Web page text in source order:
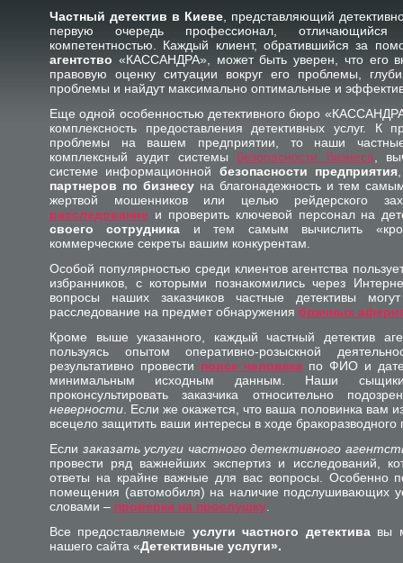
Частный детектив в Киеве, представляющий
первую очередь профессионал,
компетентностью. Каждый клиент, обратившийся за
агентство «КАССАНДРА», может быть уверен, что его
правовую оценку ситуации вокруг его проблемы,
проблемы и найдут максимально оптимальные и
Еще одной особенностью детективного бюро
комплексность предоставления детективных услуг. К
проблемы на вашем предприятии, то наши частные
комплексный аудит системы безопасности бизнеса ,
системе информационной безопасности предприятия
партнеров по бизнесуна благонадежность и тем самым
жертвой мошенников или целью рейдерского
расследование и проверить ключевой персонал на
своего сотрудника и тем самым вычислить
коммерческие секреты вашим конкурентам.
Особой популярностью среди клиентов агентства
избранников, с которыми познакомились через
вопросы наших заказчиков частные детективы
расследование на предмет обнаружения брачных
Кроме выше указанного, каждый частный детектив
пользуясь опытом оперативно-розыскной
результативно провести поиск человекапо ФИО и дате
минимальным исходным данным. Наши сыщики
проконсультировать заказчика относительно
неверности . Если же окажется, что ваша половинка вам
всецело защитить ваши интересы в ходе бракоразводного
Если заказать услуги частного детективного
провести ряд важнейших экспертиз и исследований,
ответы на крайне важные для вас вопросы. Особенно
помещения (автомобиля) на наличие подслушивающих
словами – проверка на прослушку
Все предоставляемые услуги частного детективавы
нашего сайта «Детективные услуги».